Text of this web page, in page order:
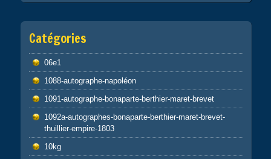
Catégories
06e1
1088-autographe-napoléon
1091-autographe-bonaparte-berthier-maret-brevet
1092a-autographes-bonaparte-berthier-maret-brevet-
thuillier-empire-1803
10kg